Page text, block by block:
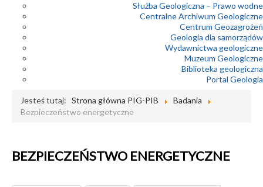
Służba Geologiczna – Prawo wodne
Centralne Archiwum Geologiczne
Centrum Geozagrożeń
Geologia dla samorządów
Wydawnictwa geologiczne
Muzeum Geologiczne
Biblioteka geologiczna
Portal Geologia
Jesteś tutaj: Strona główna PIG-PIB
Badania
Bezpieczeństwo energetyczne
BEZPIECZEŃSTWO ENERGETYCZNE